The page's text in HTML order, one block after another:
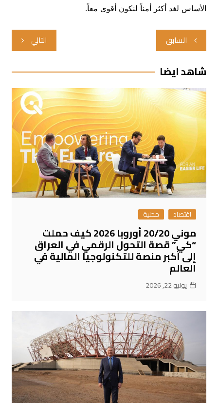
الأساس لغد أكثر أمناً لنكون أقوى معاً.
تصفّح
المقالات
السابق التالي
شاهد ايضا
اقتصاد محلية
موني 20/20 أوروبا 2026 كيف حملت
“كي” قصة التحول الرقمي في العراق
إلى أكبر منصة للتكنولوجيا المالية في
العالم
يوليو 22, 2026